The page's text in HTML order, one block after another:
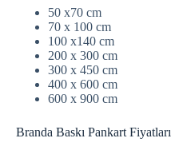
50 x70 cm
70 x 100 cm
100 x140 cm
200 x 300 cm
300 x 450 cm
400 x 600 cm
600 x 900 cm
Branda Baskı Pankart Fiyatları